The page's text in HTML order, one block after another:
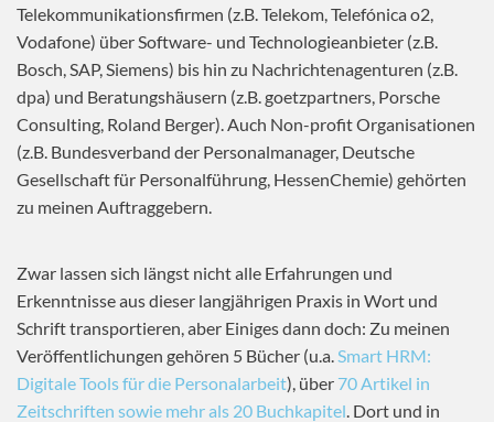
Telekommunikationsfirmen (z.B. Telekom, Telefónica o2,
Vodafone) über Software- und Technologieanbieter (z.B.
Bosch, SAP, Siemens) bis hin zu Nachrichtenagenturen (z.B.
dpa) und Beratungshäusern (z.B. goetzpartners, Porsche
Consulting, Roland Berger). Auch Non-profit Organisationen
(z.B. Bundesverband der Personalmanager, Deutsche
Gesellschaft für Personalführung, HessenChemie) gehörten
zu meinen Auftraggebern.
Zwar lassen sich längst nicht alle Erfahrungen und
Erkenntnisse aus dieser langjährigen Praxis in Wort und
Schrift transportieren, aber Einiges dann doch: Zu meinen
Veröffentlichungen gehören 5 Bücher (u.a.Smart HRM:
Digitale Tools für die Personalarbeit), über 70 Artikel in
Zeitschriften sowie mehr als 20 Buchkapitel. Dort und in